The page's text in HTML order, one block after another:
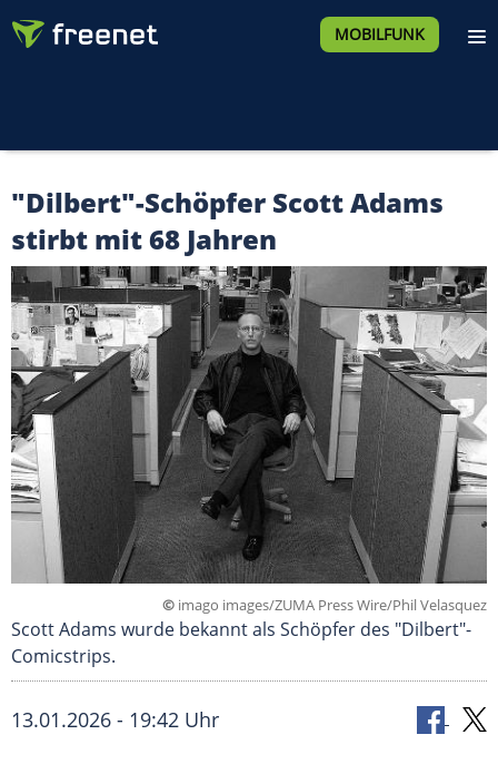
MOBILFUNK
"Dilbert"-Schöpfer Scott Adams
stirbt mit 68 Jahren
© imago images/ZUMA Press Wire/Phil Velasquez
Scott Adams wurde bekannt als Schöpfer des "Dilbert"-
Comicstrips.
13.01.2026 - 19:42 Uhr